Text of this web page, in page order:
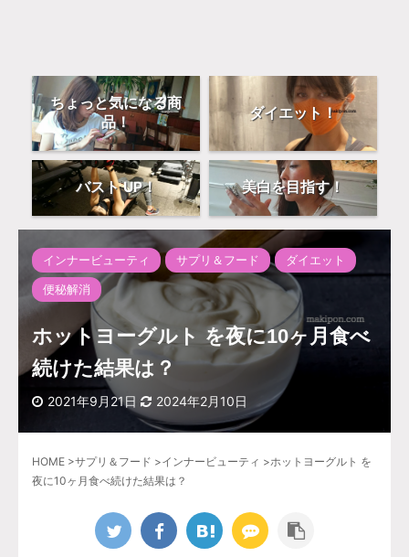
ちょっと気になる商
品！
ダイエット！
バスト UP！ 美白を目指す！
インナービューティ サプリ＆フード
ダイエット
便秘解消
ホットヨーグルト を夜に10ヶ月食べ
続けた結果は？
2021年9月21日 2024年2月10日
HOME >サプリ＆フード >インナービューティ >ホットヨーグルト を
夜に10ヶ月食べ続けた結果は？